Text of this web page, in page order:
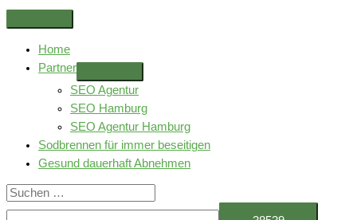
Zum
Inhalt
springen
Above
Header
Home
Partner
SEO Agentur
SEO Hamburg
SEO Agentur Hamburg
Sodbrennen für immer beseitigen
Gesund dauerhaft Abnehmen
Suchen
nach: